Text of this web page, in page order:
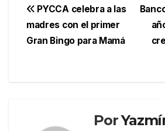
Navegación
de
PYCCA celebra a las
madres con el primer
Gran Bingo para Mamá
Por